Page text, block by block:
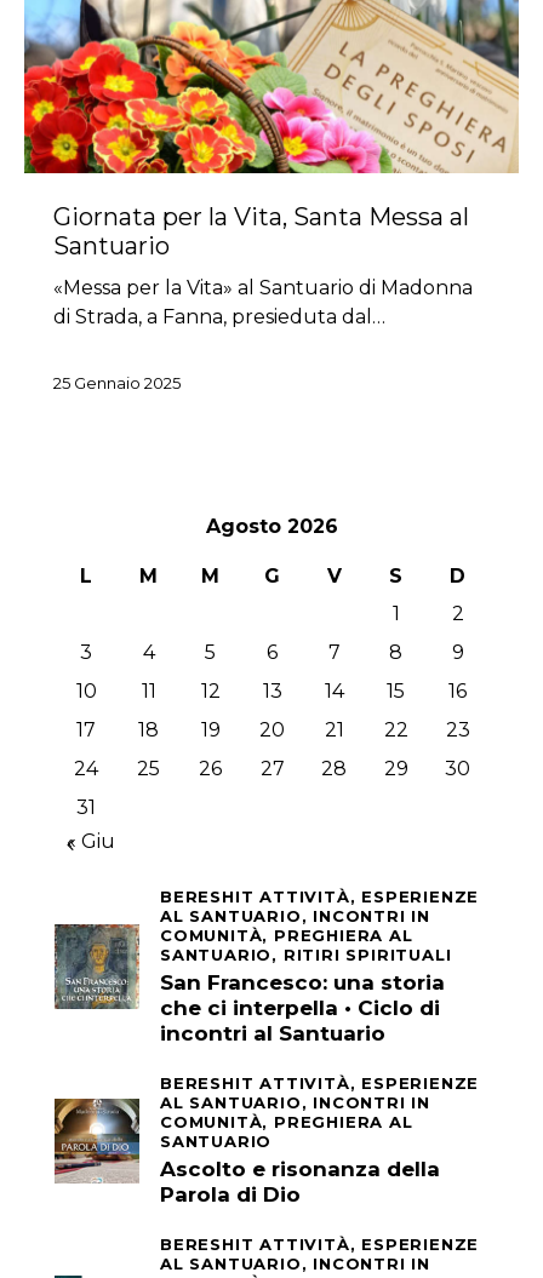
Giornata per la Vita, Santa Messa al
Santuario
«Messa per la Vita» al Santuario di Madonna
di Strada, a Fanna, presieduta dal…
25 Gennaio 2025
Agosto 2026
L M M G V S
D
1
2
3
4 5 6 7 8
9
10
11 12 13 14 15
16
17
18 19 20 21 22
23
24
25 26 27 28 29
30
31
« Giu
BERESHIT ATTIVITÀ, ESPERIENZE
AL SANTUARIO, INCONTRI IN
COMUNITÀ, PREGHIERA AL
SANTUARIO, RITIRI SPIRITUALI
San Francesco: una storia
che ci interpella • Ciclo di
incontri al Santuario
BERESHIT ATTIVITÀ, ESPERIENZE
AL SANTUARIO, INCONTRI IN
COMUNITÀ, PREGHIERA AL
SANTUARIO
Ascolto e risonanza della
Parola di Dio
BERESHIT ATTIVITÀ, ESPERIENZE
AL SANTUARIO, INCONTRI IN